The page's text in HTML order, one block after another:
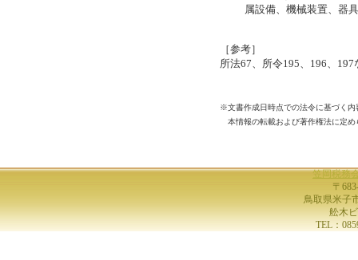
属設備、機械装置、器
［参考］
所法67、所令195、196、197
※文書作成日時点での法令に基づく内
本情報の転載および著作権法に定め
笠岡税務
〒
鳥取県米子
舩木
TEL：